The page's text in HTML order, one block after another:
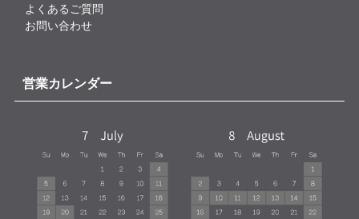
よくあるご質問
お問い合わせ
営業カレンダー